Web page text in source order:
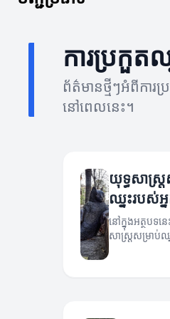
ការប្រកួត
ព័ត៌មានថ្មីៗអំពីការ
នៅពេលនេះ។
យុទ្ធសាស្ត្
ឈ្នះរបស់អ្
នៅក្នុងអត្ថបទ
សាស្ត្រសម្រាប់ឈ្